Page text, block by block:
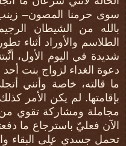
سوى حرمنا المصون–
بالله من الشيطان
الطلاسم والأوراد أثناء
شديدة في اليوم الأول،
دعوة الغداء لزواج بنت
ما قالته، خاصة وأنني
بإقامتها. لم يكن الأمر
مجاملة ومشاركة تقوي من
الآن فعليّ باسترجاع ما
تحمل جسدي على البقاء